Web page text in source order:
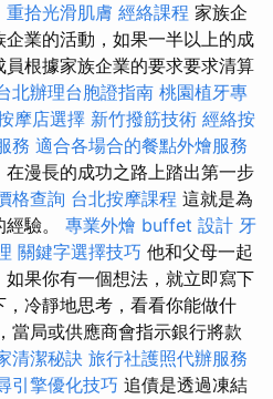
拾光滑肌膚 經絡課程 家族企
業的活動，如果一半以上的成
根據家族企業的要求要求清算
北辦理台胞證指南 桃園植牙專
摩店選擇 新竹撥筋技術 經絡按
務 適合各場合的餐點外燴服務
漫長的成功之路上踏出第一步
格查詢 台北按摩課程 這就是為
驗。 專業外燴 buffet 設計 牙
關鍵字選擇技巧 他和父母一起
果你有一個想法，就立即寫下
冷靜地思考，看看你能做什
當局或供應商會指示銀行將款
清潔秘訣 旅行社護照代辦服務
引擎優化技巧 追債是透過凍結